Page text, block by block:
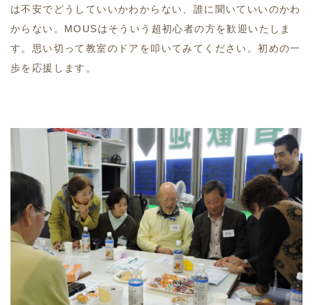
は不安でどうしていいかわからない、誰に聞いていいのかわ
からない。MOUSはそういう超初心者の方を歓迎いたしま
す。思い切って教室のドアを叩いてみてください。初めの一
歩を応援します。